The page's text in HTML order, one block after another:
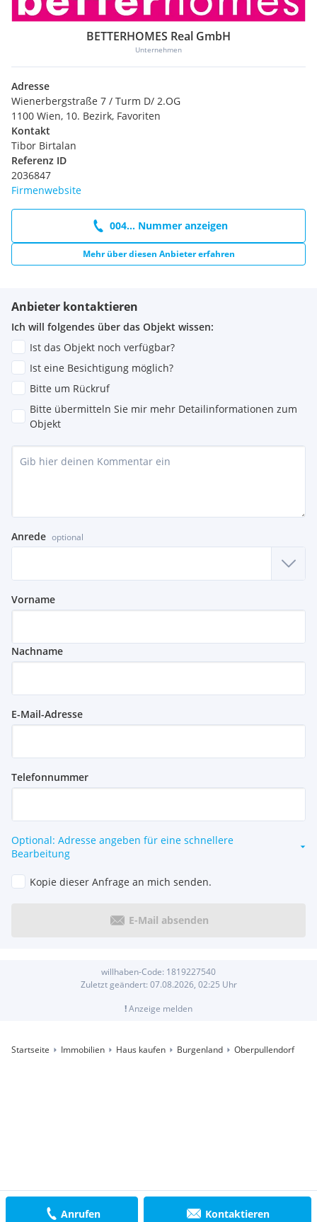
Anrufen Kontaktieren
BETTERHOMES Real GmbH
Unternehmen
Adresse
Wienerbergstraße 7 / Turm D/ 2.OG
1100 Wien, 10. Bezirk, Favoriten
Kontakt
Tibor Birtalan
Referenz ID
2036847
Firmenwebsite
004... Nummer anzeigen
Mehr über diesen Anbieter erfahren
Anbieter kontaktieren
Ich will folgendes über das Objekt wissen:
Ist das Objekt noch verfügbar?
Ist eine Besichtigung möglich?
Bitte um Rückruf
Bitte übermitteln Sie mir mehr Detailinformationen zum
Objekt
Anrede optional
Vorname
Nachname
E-Mail-Adresse
Telefonnummer
Optional: Adresse angeben für eine schnellere
Bearbeitung
Kopie dieser Anfrage an mich senden.
E-Mail absenden
willhaben-Code: 1819227540
Zuletzt geändert: 07.08.2026, 02:25 Uhr
!Anzeige melden
Startseite Immobilien Haus kaufen Burgenland Oberpullendorf